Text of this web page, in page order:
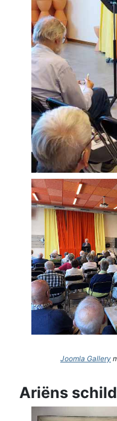
Joomla Gallery
Ariëns